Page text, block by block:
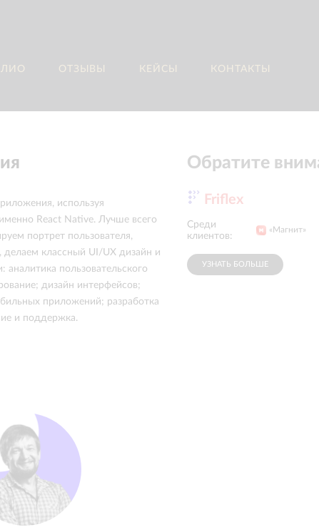
ОТЗЫВЫ КЕЙСЫ КОНТАКТЫ
используя
React Native. Лучше всего
портрет пользователя,
делаем классный UI/UX дизайн и
аналитика пользовательского
дизайн интерфейсов;
приложений; разработка
и поддержка.
Обратите
Friflex
Среди
клиентов:
ДИКСИ «Магнит»
УЗНАТЬ БОЛЬШЕ